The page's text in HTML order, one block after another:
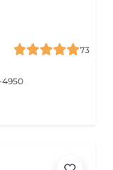
73
4950